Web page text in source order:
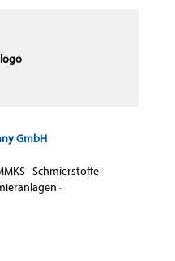
GmbH
·Schmierstoffe·
·